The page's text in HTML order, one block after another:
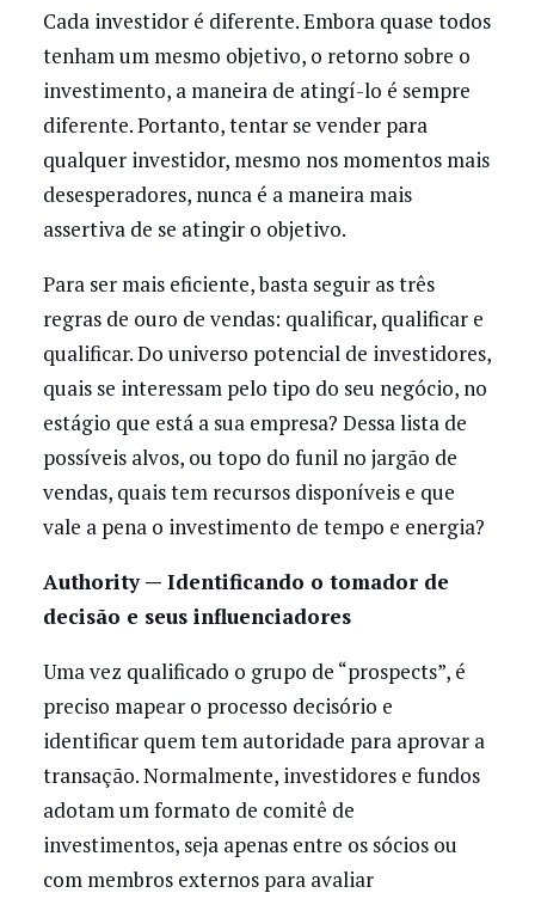
Cada investidor é diferente. Embora quase todos
tenham um mesmo objetivo, o retorno sobre o
investimento, a maneira de atingí-lo é sempre
diferente. Portanto, tentar se vender para
qualquer investidor, mesmo nos momentos mais
desesperadores, nunca é a maneira mais
assertiva de se atingir o objetivo.
Para ser mais eficiente, basta seguir as três
regras de ouro de vendas: qualificar, qualificar e
qualificar. Do universo potencial de investidores,
quais se interessam pelo tipo do seu negócio, no
estágio que está a sua empresa? Dessa lista de
possíveis alvos, ou topo do funil no jargão de
vendas, quais tem recursos disponíveis e que
vale a pena o investimento de tempo e energia?
Authority — Identificando o tomador de
decisão e seus influenciadores
Uma vez qualificado o grupo de “prospects”, é
preciso mapear o processo decisório e
identificar quem tem autoridade para aprovar a
transação. Normalmente, investidores e fundos
adotam um formato de comitê de
investimentos, seja apenas entre os sócios ou
com membros externos para avaliar